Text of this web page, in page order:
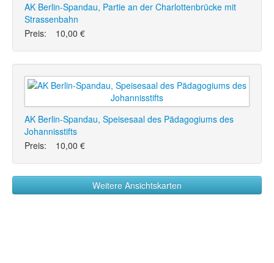
AK Berlin-Spandau, Partie an der Charlottenbrücke mit
Strassenbahn
Preis:
10,00 €
AK Berlin-Spandau, Speisesaal des Pädagogiums des
Johannisstifts
Preis:
10,00 €
Weitere Ansichtskarten